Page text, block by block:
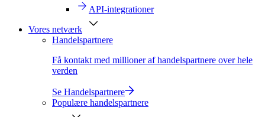
API-integrationer
Vores netværk
Handelspartnere
Få kontakt med millioner af handelspartnere over hele
verden
Se Handelspartnere
Populære handelspartnere